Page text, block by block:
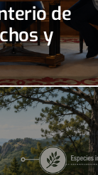
de
y